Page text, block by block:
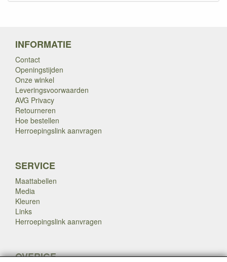
INFORMATIE
Contact
Openingstijden
Onze winkel
Leveringsvoorwaarden
AVG Privacy
Retourneren
Hoe bestellen
Herroepingslink aanvragen
SERVICE
Maattabellen
Media
Kleuren
Links
Herroepingslink aanvragen
OVERIGE